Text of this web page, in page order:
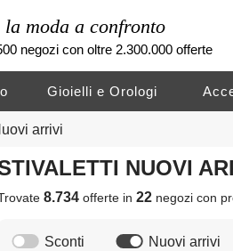
la moda a confronto
negozi con oltre 2.300.000 offerte
Gioielli e Orologi
arrivi
STIVALETTI NUOVI
8.734 offerte in22 negozicon
Sconti Nuovi arrivi